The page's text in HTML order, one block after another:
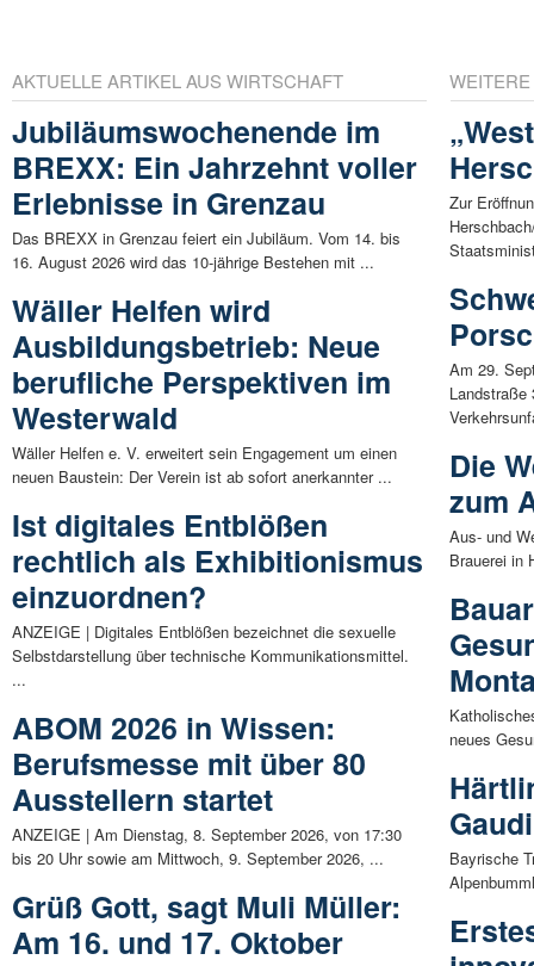
AKTUELLE ARTIKEL AUS WIRTSCHAFT
Jubiläumswochenende im
BREXX: Ein Jahrzehnt voller
Erlebnisse in Grenzau
Das BREXX in Grenzau feiert ein Jubiläum. Vom 14. bis
16. August 2026 wird das 10-jährige Bestehen mit ...
Wäller Helfen wird
Ausbildungsbetrieb: Neue
berufliche Perspektiven im
Westerwald
Wäller Helfen e. V. erweitert sein Engagement um einen
neuen Baustein: Der Verein ist ab sofort anerkannter ...
Ist digitales Entblößen
rechtlich als Exhibitionismus
einzuordnen?
ANZEIGE | Digitales Entblößen bezeichnet die sexuelle
Selbstdarstellung über technische Kommunikationsmittel.
...
ABOM 2026 in Wissen:
Berufsmesse mit über 80
Ausstellern startet
ANZEIGE | Am Dienstag, 8. September 2026, von 17:30
bis 20 Uhr sowie am Mittwoch, 9. September 2026, ...
Grüß Gott, sagt Muli Müller:
Am 16. und 17. Oktober
Zur
Am 29.
Landstraße
Die
zum
Aus- und
Brauerei in
neues
Bayrische